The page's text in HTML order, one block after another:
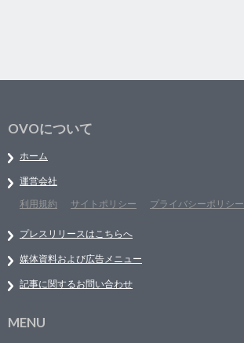
OVOについて
ホーム
運営会社
利用規約
サイトポリシー プライバシーポリシー
プレスリリースはこちらへ
媒体資料および広告メニュー
記事に関するお問い合わせ
MENU